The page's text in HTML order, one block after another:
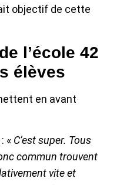
objectif de cette
l’école 42
élèves
en avant
: « C’est super. Tous
commun trouvent
vite et